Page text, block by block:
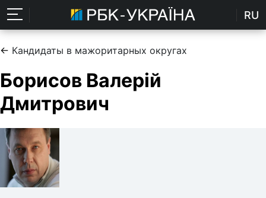
RU
← Кандидаты в мажоритарных округах
Борисов Валерій
Дмитрович